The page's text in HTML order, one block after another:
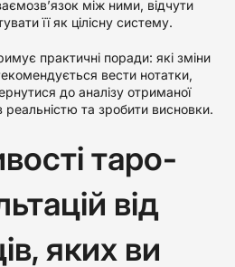
між ними, відчути
її як цілісну систему.
практичні поради: які зміни
вести нотатки,
до аналізу отриманої
з реальністю та зробити висновки.
таро-
від
яких ви